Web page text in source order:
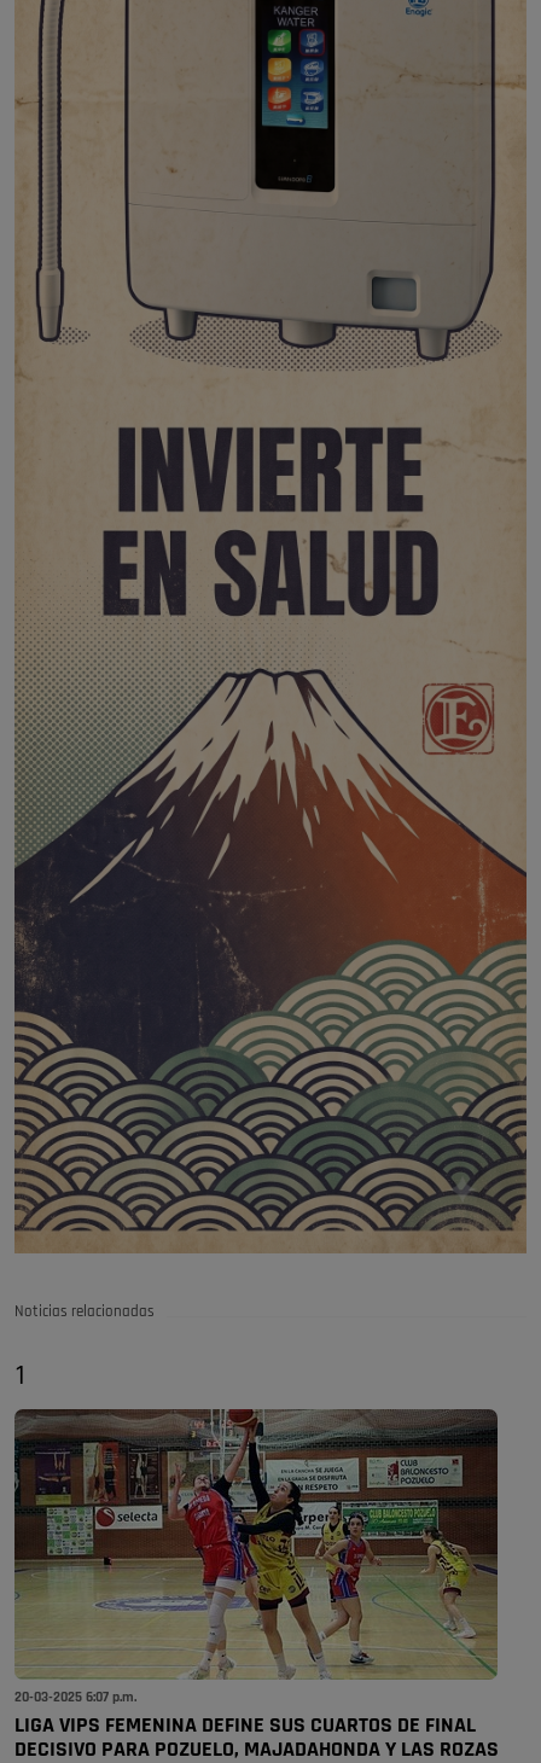
Noticias relacionadas
1
20-03-2025 6:07 p.m.
LIGA VIPS FEMENINA DEFINE SUS CUARTOS DE FINAL
DECISIVO PARA POZUELO, MAJADAHONDA Y LAS ROZAS